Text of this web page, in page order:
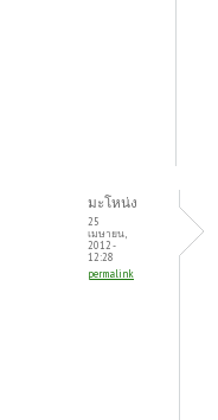
มะโหน่ง
25
เมษายน,
2012 -
12:28
permalink